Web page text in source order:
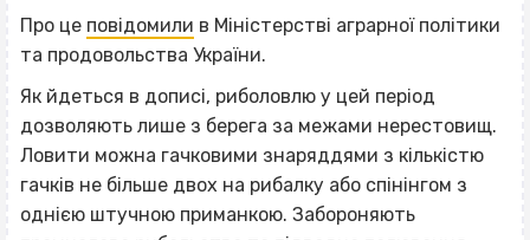
Про це повідомили в Міністерстві аграрної політики
та продовольства України.
Як йдеться в дописі, риболовлю у цей період
дозволяють лише з берега за межами нерестовищ.
Ловити можна гачковими знаряддями з кількістю
гачків не більше двох на рибалку або спінінгом з
однією штучною приманкою. Забороняють